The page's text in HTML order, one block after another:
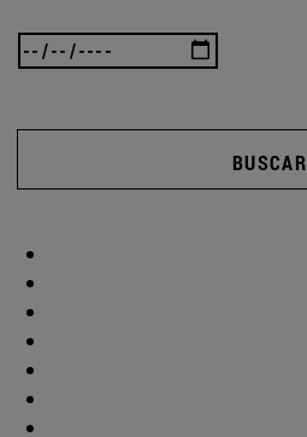
BUSCAR